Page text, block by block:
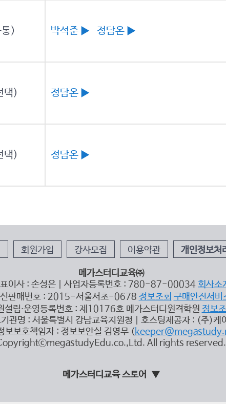
) 박석준 ▶ 정담온 ▶
택) 정담온 ▶
택) 정담온 ▶
회원가입 강사모집 이용약관 개인정보처
메가스터디교육㈜
이사 : 손성은 | 사업자등록번호 : 780-87-00034 회사소
판매번호 : 2015-서울서초-0678 정보조회 구매안전서비
설립∙운영등록번호 : 제10176호 메가스터디원격학원 정보
관명 : 서울특별시 강남교육지원청 | 호스팅제공자 : (주)케
보보호책임자 : 정보보안실 김영무 (
All rights reserved.
메가스터디교육 스토어